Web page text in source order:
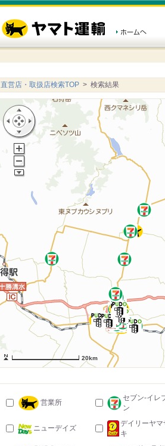
直営店・取扱店検索TOP > 検索結果
20km
営業所
セブン-イレ
ン
ニューデイズ
デイリーヤマ
キ